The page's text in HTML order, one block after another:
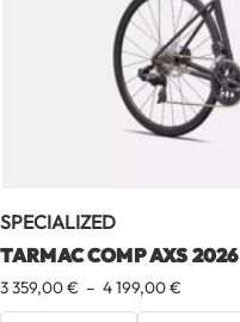
Contact
SPECIALIZED
TARMAC COMP AXS 2026
3 359,00€ – 4 199,00€
de